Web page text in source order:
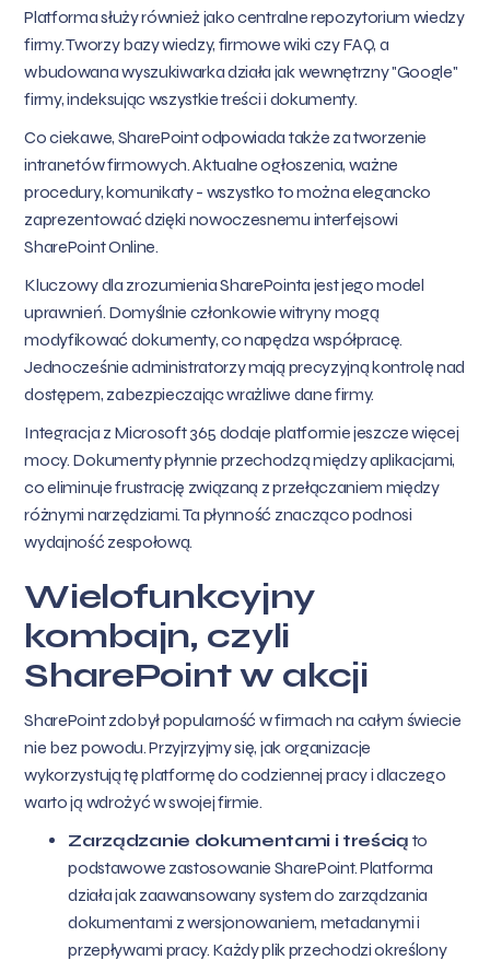
Platforma służy również jako centralne repozytorium wiedzy
firmy. Tworzy bazy wiedzy, firmowe wiki czy FAQ, a
wbudowana wyszukiwarka działa jak wewnętrzny "Google"
firmy, indeksując wszystkie treści i dokumenty.
Co ciekawe, SharePoint odpowiada także za tworzenie
intranetów firmowych. Aktualne ogłoszenia, ważne
procedury, komunikaty - wszystko to można elegancko
zaprezentować dzięki nowoczesnemu interfejsowi
SharePoint Online.
Kluczowy dla zrozumienia SharePointa jest jego model
uprawnień. Domyślnie członkowie witryny mogą
modyfikować dokumenty, co napędza współpracę.
Jednocześnie administratorzy mają precyzyjną kontrolę nad
dostępem, zabezpieczając wrażliwe dane firmy.
Integracja z Microsoft 365 dodaje platformie jeszcze więcej
mocy. Dokumenty płynnie przechodzą między aplikacjami,
co eliminuje frustrację związaną z przełączaniem między
różnymi narzędziami. Ta płynność znacząco podnosi
wydajność zespołową.
Wielofunkcyjny
kombajn, czyli
SharePoint w akcji
SharePoint zdobył popularność w firmach na całym świecie
nie bez powodu. Przyjrzyjmy się, jak organizacje
wykorzystują tę platformę do codziennej pracy i dlaczego
warto ją wdrożyć w swojej firmie.
Zarządzanie dokumentami i treścią to
podstawowe zastosowanie SharePoint. Platforma
działa jak zaawansowany system do zarządzania
dokumentami z wersjonowaniem, metadanymi i
przepływami pracy. Każdy plik przechodzi określony